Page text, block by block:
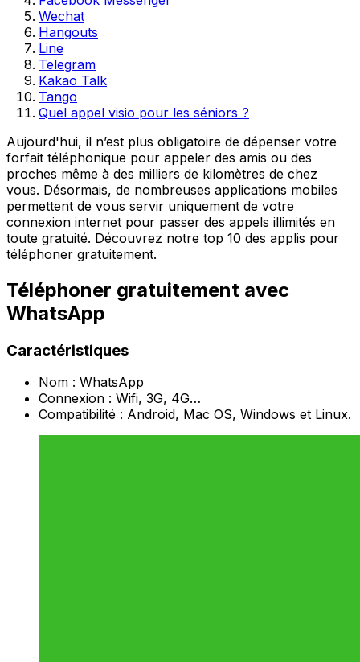
Wechat
Hangouts
Line
Telegram
Kakao Talk
Tango
Quel appel visio pour les séniors ?
Aujourd'hui, il n’est plus obligatoire de dépenser votre
forfait téléphonique pour appeler des amis ou des
proches même à des milliers de kilomètres de chez
vous. Désormais, de nombreuses applications mobiles
permettent de vous servir uniquement de votre
connexion internet pour passer des appels illimités en
toute gratuité. Découvrez notre top 10 des applis pour
téléphoner gratuitement.
Téléphoner gratuitement avec
WhatsApp
Caractéristiques
Nom : WhatsApp
Connexion : Wifi, 3G, 4G…
Compatibilité : Android, Mac OS, Windows et Linux.